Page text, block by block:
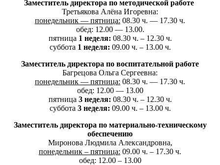
Заместитель директора по методической работе
Третьякова Алёна Игоревна:
понедельник — пятница: 08.30 ч. — 17.30 ч.
обед: 12.00 — 13.00.
пятница 1 неделя: 08.30 ч. – 12.30 ч.
суббота 1 неделя: 09.00 ч. – 13.00 ч.
Заместитель директора по воспитательной работе
Багрецова Ольга Сергеевна:
понедельник — пятница: 08.30 ч. — 17.30 ч.
обед: 12.00 — 13.00
пятница 3 неделя: 08.30 ч. – 12.30 ч.
суббота 3 неделя: 09.00 ч. – 13.00 ч.
Заместитель директора по материально-техническому
обеспечению
Миронова Людмила Александровна,
понедельник – пятница: 09.00 ч. – 17.30 ч.
обед: 12.00 – 13.00